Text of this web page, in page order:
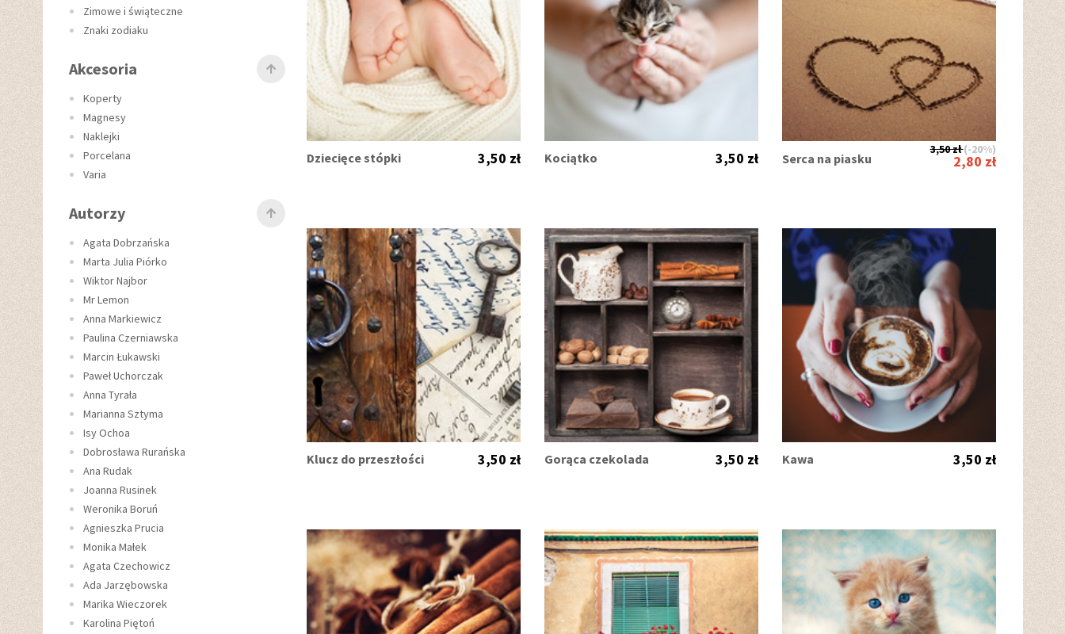
Zimowe i świąteczne
Znaki zodiaku
Akcesoria
Koperty
Magnesy
Naklejki
Porcelana
Varia
Autorzy
Agata Dobrzańska
Marta Julia Piórko
Wiktor Najbor
Mr Lemon
Anna Markiewicz
Paulina Czerniawska
Marcin Łukawski
Paweł Uchorczak
Anna Tyrała
Marianna Sztyma
Isy Ochoa
Dobrosława Rurańska
Ana Rudak
Joanna Rusinek
Weronika Boruń
Agnieszka Prucia
Monika Małek
Agata Czechowicz
Ada Jarzębowska
Marika Wieczorek
Karolina Piętoń
Dziecięce stópki 3,50 zł Kociątko 3,50 zł Serca na piasku
3,50 zł(-20%)
2,80 zł
Klucz do przeszłości 3,50 zł Gorąca czekolada 3,50 zł Kawa 3,50 zł